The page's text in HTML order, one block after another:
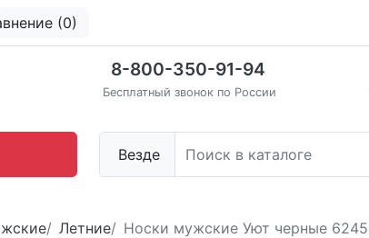
(0)
8-800-350-91-94
Бесплатный звонок по России
Везде
Летние Носки мужские Уют черные